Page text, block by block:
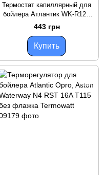
Термостат капиллярный для
бойлера Атлантик WK-R12A
75C 20А (Китай)
443 грн
Купить